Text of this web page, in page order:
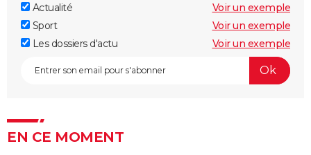
Actualité
Voir un exemple
Sport
Voir un exemple
Les dossiers d'actu
Voir un exemple
EN CE MOMENT